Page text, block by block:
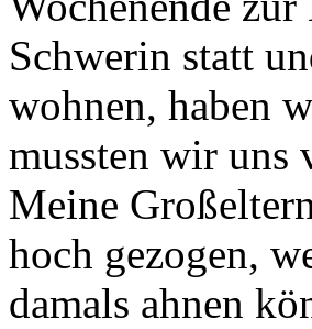
Schwerin statt
wohnen, haben
mussten wir uns
Meine
hoch gezogen,
damals ahnen